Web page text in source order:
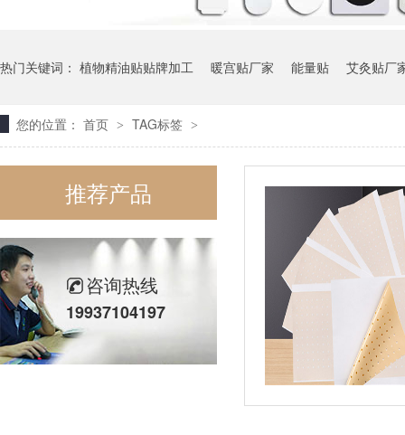
热门关键词： 植物精油贴贴牌加工 暖宫贴厂家 能量贴 艾灸贴厂
您的位置： 首页 > TAG标签 >
推荐产品
咨询热线
19937104197